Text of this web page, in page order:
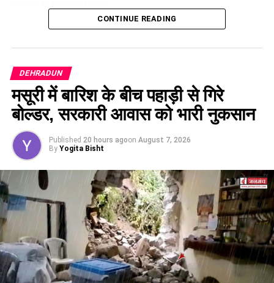
श्रमिकों के लिए बड़ा फैसला
उत्तराखंड मजदूरी संहिता नियमावलीको मंजूरी दी। इसके तहत
कर्मचारियों को समान काम के लिए समान मजदूरी का प्रावधान भी किया गया
है।
पढ़े धामी कैबिनेट के प्रमुख फैसले
GST संशोधित अध्यादेश को मंजूरी।
नैनीताल हाईकोर्ट के लिए हल्द्वानी गौलापार में 30 हेक्टेयर जमीन देने का
फैसला।
राज्य क्रीड़ा विश्वविद्यालय हल्द्वानी के लिए 122 पदों के सृजन को मंजूरी।
CONTINUE READING
DEHRADUN
मसूरी में बारिश के बीच पहाड़ी से गिरे
बोल्डर, सरकारी आवास को भारी नुकसान
Published 20 hours agoon August 7, 2026
By Yogita Bisht